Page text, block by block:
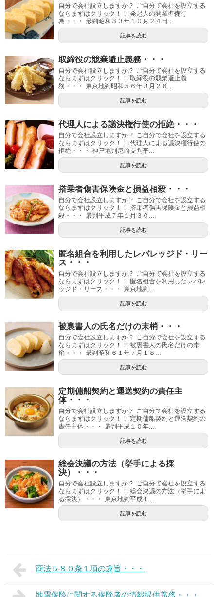
自分で会社設立しますか？ ご自分で会社を設立する
ならまずはクリック！！ 発起人の開業準備行
為・・・ 最判昭和３３年１０月２４日...
記事を読む
取締役の競業避止義務・・・
自分で会社設立しますか？ ご自分で会社を設立する
ならまずはクリック！！ 取締役の競業避止義
務・・・ 東京地判昭和５６年３月２６...
記事を読む
代理人による議決権行使の拒絶・・・
自分で会社設立しますか？ ご自分で会社を設立する
ならまずはクリック！！ 代理人による議決権行使の
拒絶・・・ 神戸地判尼崎支判平...
記事を読む
搭乗者傷害保険金と損益相殺・・・
自分で会社設立しますか？ ご自分で会社を設立する
ならまずはクリック！！ 搭乗者傷害保険金と損益相
殺・・・ 最判平成７年１月３０...
記事を読む
匿名組合を利用したレバレッジド・リー
ス・・・
自分で会社設立しますか？ ご自分で会社を設立する
ならまずはクリック！！ 匿名組合を利用したレバレ
ッジド・リース・・・ 東京地判...
記事を読む
被裏書人の氏名だけの末梢・・・
自分で会社設立しますか？ ご自分で会社を設立する
ならまずはクリック！！ 被裏書人の氏名だけの末
梢・・・ 最判昭和６１年７月１８...
記事を読む
定期傭船契約と運送契約の責任主
体・・・
自分で会社設立しますか？ ご自分で会社を設立する
ならまずはクリック！！ 定期傭船契約と運送契約の
責任主体・・・ 最判平成１０年...
記事を読む
総会決議の方法（挙手による採
決）・・・
自分で会社設立しますか？ ご自分で会社を設立する
ならまずはクリック！！ 総会決議の方法（挙手によ
る採決）・・・ 東京地判平成１...
記事を読む
商法５８０条１項の趣旨・・・
地震保険に関する保険者の情報提供義務・・・